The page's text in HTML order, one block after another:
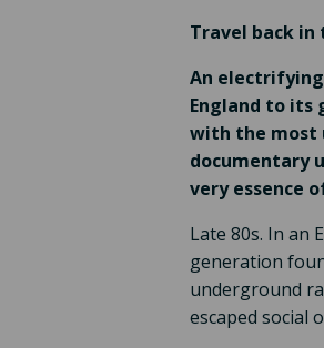
Travel back
An
England to its
with the most
documentary
very essence
Late 80s. In an
generation
underground
escaped social